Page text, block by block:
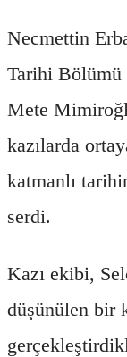
Necmettin
Tarihi
Mete
kazılarda
katmanlı
serdi.
Kazı ekibi,
düşünülen bir